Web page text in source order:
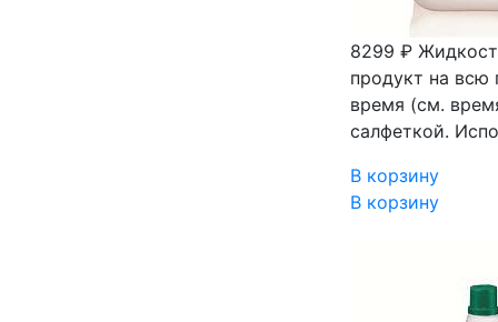
8299 ₽
продукт на всю
время (см.
салфеткой.
В корзину
В корзину